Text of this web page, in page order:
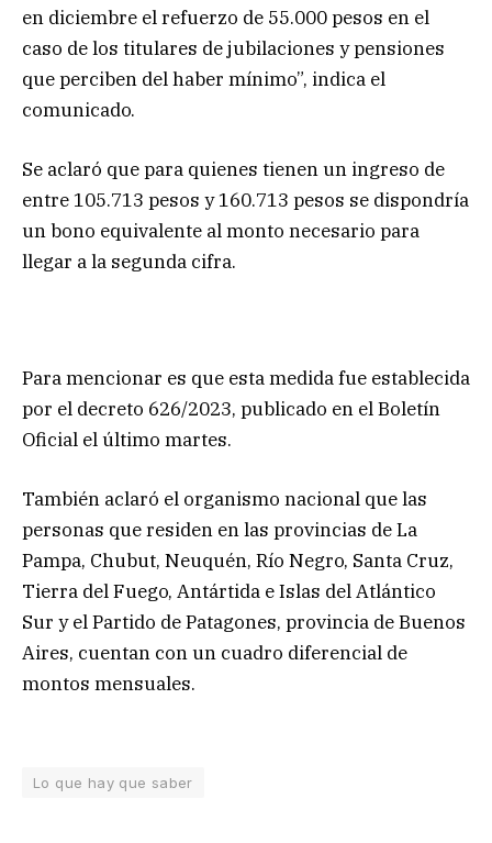
en diciembre el refuerzo de 55.000 pesos en el
caso de los titulares de jubilaciones y pensiones
que perciben del haber mínimo”, indica el
comunicado.
Se aclaró que para quienes tienen un ingreso de
entre 105.713 pesos y 160.713 pesos se dispondría
un bono equivalente al monto necesario para
llegar a la segunda cifra.
Para mencionar es que esta medida fue establecida
por el decreto 626/2023, publicado en el Boletín
Oficial el último martes.
También aclaró el organismo nacional que las
personas que residen en las provincias de La
Pampa, Chubut, Neuquén, Río Negro, Santa Cruz,
Tierra del Fuego, Antártida e Islas del Atlántico
Sur y el Partido de Patagones, provincia de Buenos
Aires, cuentan con un cuadro diferencial de
montos mensuales.
Lo que hay que saber